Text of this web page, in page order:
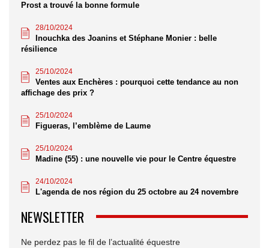
Prost a trouvé la bonne formule
28/10/2024
Inouchka des Joanins et Stéphane Monier : belle
résilience
25/10/2024
Ventes aux Enchères : pourquoi cette tendance au non
affichage des prix ?
25/10/2024
Figueras, l’emblème de Laume
25/10/2024
Madine (55) : une nouvelle vie pour le Centre équestre
24/10/2024
L'agenda de nos région du 25 octobre au 24 novembre
NEWSLETTER
Ne perdez pas le fil de l’actualité équestre